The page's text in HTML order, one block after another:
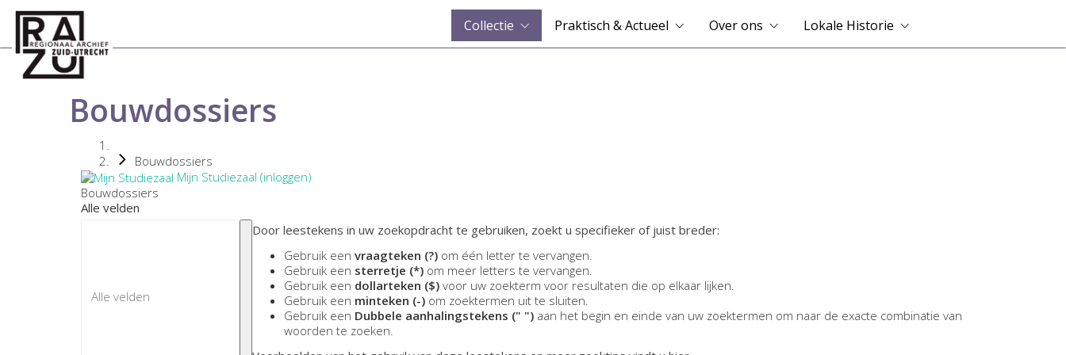
Collectie Praktisch & Actueel Over ons Lokale Historie
Bouwdossiers
Bouwdossiers
Mijn Studiezaal (inloggen)
Bouwdossiers
Alle velden
Door leestekens in uw zoekopdracht te gebruiken, zoekt u specifieker of juist breder:
Gebruik een vraagteken (?) om één letter te vervangen.
Gebruik een sterretje (*) om meer letters te vervangen.
Gebruik een dollarteken ($) voor uw zoekterm voor resultaten die op elkaar lijken.
Gebruik een minteken (-) om zoektermen uit te sluiten.
Gebruik een Dubbele aanhalingstekens (" ") aan het begin en einde van uw zoektermen om naar de exacte combinatie van
woorden te zoeken.